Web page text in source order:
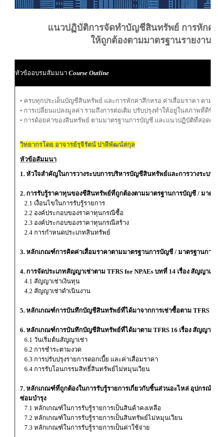
แนวปฏิบัติการจัดทำบัญชีสินทรัพย์ การหักค่า
ให้ถูกต้องตามมาตรฐานรายงานท
หัวข้ออบรมสัมมนา Course Outline
• ครบทุกประเด็นบัญชีสินทรัพย์ และการหักค่าสึกหรอ ค่าเสื่อมราคา ตาม
• การเปลี่ยนแปลงมูลค่า รวมถึงการต่อเติม ปรับปรุงทำให้อยู่ในสภาพที่ดีขึ้
• การด้อยค่าของสินทรัพย์ ตามมาตรฐานการบัญชี และแนวปฏิบัติที่สอดค
วิทยากรโดย อาจารย์รุจิรัตน์ ปาลีพัฒน์สกุล
หัวข้อสัมมนา
1. หัวใจสำคัญในการวางระบบการบริหารบัญชีสินทรัพย์และการวางระบ
2. การรับรู้ราคาทุนของชีสินทรัพย์ที่ถูกต้องตามมาตรฐานการบัญชี / มาตร
2.1 เงื่อนไขในการรับรู้รายการ
2.2 องค์ประกอบของราคาทุนกรณีซื้อ
2.3 องค์ประกอบของราคาทุนกรณีสร้าง
2.4 การกำหนดประเภทสินทรัพย์
3. หลักเกณฑ์การคิดค่าเสื่อมราคาตามมาตรฐานการบัญชี / มาตรฐานการร
4. การจัดประเภทสัญญาเช่าตาม TFRS for NPAEs บทที่ 14 เรื่อง สัญญาเช่า
4.1 สัญญาเช่าเงินทุน
4.2 สัญญาเช่าดำเนินงาน
5. หลักเกณฑ์การบันทึกบัญชีสินทรัพย์ที่ได้มาจากการเช่าซื้อตาม TFRS for
6. หลักเกณฑ์การบันทึกบัญชีสินทรัพย์ที่ได้มาตาม TFRS 16 เรื่อง สัญญาเช่
6.1 วันเริ่มต้นสัญญาเช่า
6.2 การชำระตามงวด
6.3 การปรับปรุงรายการดอกเบี้ย และค่าเสื่อมราคา
6.4 การรับโอนกรรมสิทธิ์สินทรัพย์ไม่หมุนเวียน
7. หลักเกณฑ์ที่ถูกต้องในการรับรู้รายการเกี่ยวกับชิ้นส่วนอะไหล่ อุปกรณ์ที่
ซ่อมบำรุง
7.1 หลักเกณฑ์ในการรับรู้รายการเป็นสินค้าคงเหลือ
7.2 หลักเกณฑ์ในการรับรู้รายการเป็นสินทรัพย์ไม่หมุนเวียน
7.3 หลักเกณฑ์ในการรับรู้รายการเป็นค่าใช้จ่าย